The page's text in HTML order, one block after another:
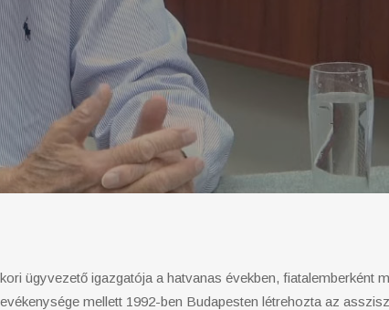
ügyvezető igazgatója a hatvanas években, fiatalemberként
mellett 1992-ben Budapesten létrehozta az